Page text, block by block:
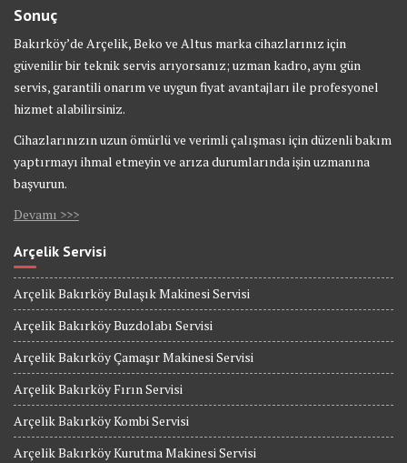
Sonuç
Bakırköy’de Arçelik, Beko ve Altus marka cihazlarınız için
güvenilir bir teknik servis arıyorsanız; uzman kadro, aynı gün
servis, garantili onarım ve uygun fiyat avantajları ile profesyonel
hizmet alabilirsiniz.
Cihazlarınızın uzun ömürlü ve verimli çalışması için düzenli bakım
yaptırmayı ihmal etmeyin ve arıza durumlarında işin uzmanına
başvurun.
Devamı >>>
Arçelik Servisi
Arçelik Bakırköy Bulaşık Makinesi Servisi
Arçelik Bakırköy Buzdolabı Servisi
Arçelik Bakırköy Çamaşır Makinesi Servisi
Arçelik Bakırköy Fırın Servisi
Arçelik Bakırköy Kombi Servisi
Arçelik Bakırköy Kurutma Makinesi Servisi